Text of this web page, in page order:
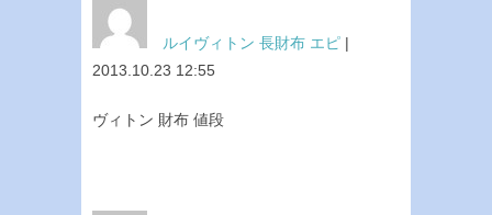
ルイヴィトン 長財布 エピ |
2013.10.23 12:55
ヴィトン 財布 値段